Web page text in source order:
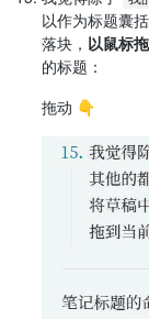
以作为标题囊
落块， 以鼠标
的标题：
拖动 👇